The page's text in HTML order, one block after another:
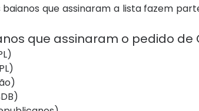
que assinaram a lista fazem
que assinaram o pedido de